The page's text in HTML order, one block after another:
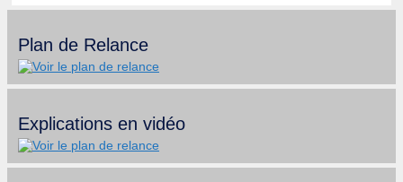
Plan de Relance
Explications en vidéo